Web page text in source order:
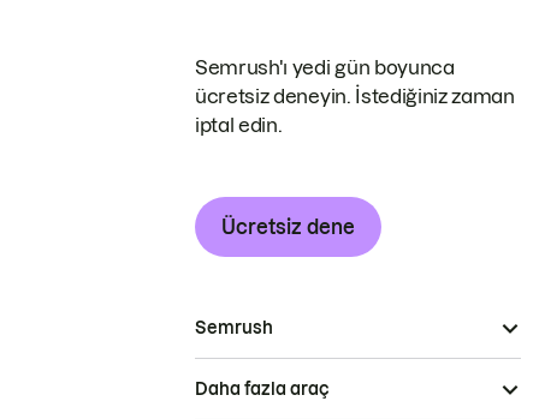
Semrush'ı yedi gün boyunca
ücretsiz deneyin. İstediğiniz zaman
iptal edin.
Ücretsiz dene
Semrush
Daha fazla araç